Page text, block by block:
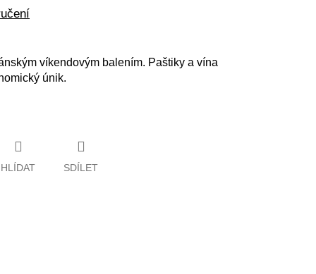
víkendovým balením. Paštiky a vína
únik.
HLÍDAT SDÍLET